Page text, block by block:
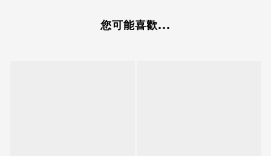
您可能喜歡...